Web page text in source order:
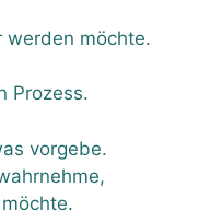
werden möchte.
Prozess.
vorgebe.